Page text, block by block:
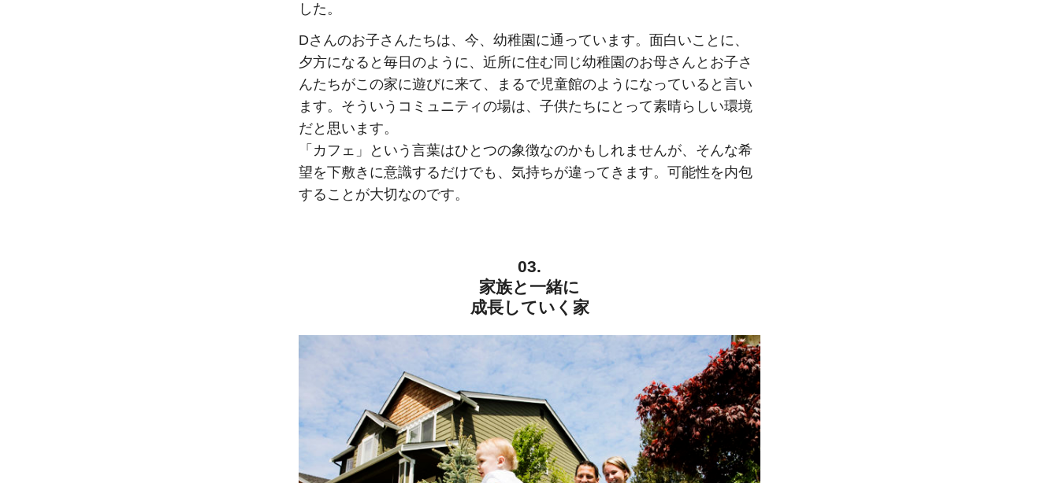
した。
Dさんのお子さんたちは、今、幼稚園に通っています。面白いことに、
夕方になると毎日のように、近所に住む同じ幼稚園のお母さんとお子さ
んたちがこの家に遊びに来て、まるで児童館のようになっていると言い
ます。そういうコミュニティの場は、子供たちにとって素晴らしい環境
だと思います。
「カフェ」という言葉はひとつの象徴なのかもしれませんが、そんな希
望を下敷きに意識するだけでも、気持ちが違ってきます。可能性を内包
することが大切なのです。
03.
家族と一緒に
成長していく家